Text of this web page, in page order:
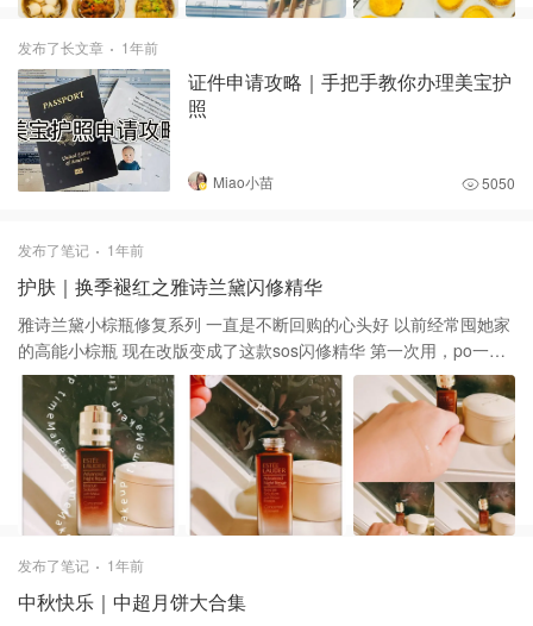
的好吃 汤里满满的烤鸭汤的味道，很鲜 💰 价格嘛像正常烧卖排骨之
类的 都是大点，$8.95一份 有些带虾或者工艺复杂的属于特点，
$9.95 余下小点中点的基本很少很少了 只能说价位真的是不低了😆
发布了长文章 1年前
证件申请攻略｜手把手教你办理美宝护
照
Miao小苗 5050
发布了笔记 1年前
护肤｜换季褪红之雅诗兰黛闪修精华
雅诗兰黛小棕瓶修复系列 一直是不断回购的心头好 以前经常囤她家
的高能小棕瓶 现在改版变成了这款sos闪修精华 第一次用，po一下
对比感受 🧴这款精华是透明凝露状的质地 流动性和延展性都很好 一
摸即开，瞬间吸收，没有任何油腻感 🧴对比高能小棕瓶 这款更像精
华而不是乳液状的 保湿力度秋天用足够 冬季干燥的话最好辅助厚一
点的面霜 🧴闪修精华主打褪红 据说是一次性解决所有泛红问题的急
救精华 亲测敏感肌可用，目前皮肤还算稳定 褪红的功效没有机会发
挥 不过偶尔有痘痘的话貌似有点效果 期待长期使用的效果！
发布了笔记 1年前
中秋快乐｜中超月饼大合集